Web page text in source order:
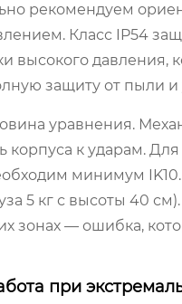
рекомендуем
Класс IP54
давления,
защиту от пыли
уравнения.
корпуса к ударам.
минимум
5 кг с высоты 40
зонах — ошибка,
при